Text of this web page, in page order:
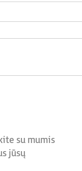
su mumis
jūsų